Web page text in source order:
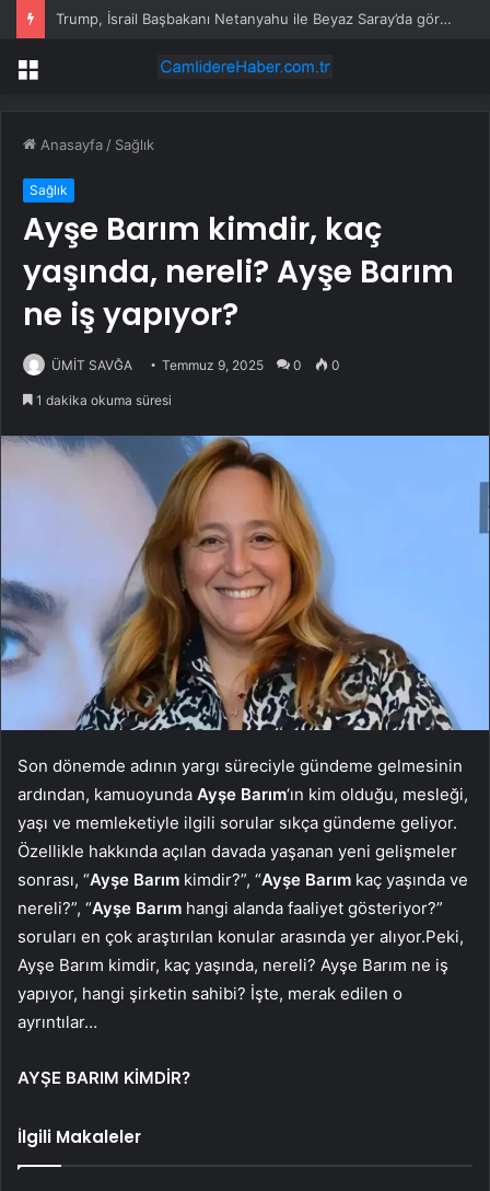
Trump, İsrail Başbakanı Netanyahu ile Beyaz Saray’da görüştü
Menü
Anasayfa / Sağlık
Sağlık
Ayşe Barım kimdir, kaç
yaşında, nereli? Ayşe Barım
ne iş yapıyor?
ÜMİT SAVĞA Temmuz 9, 2025 0 0
1 dakika okuma süresi
Son dönemde adının yargı süreciyle gündeme gelmesinin
ardından, kamuoyunda Ayşe Barım‘ın kim olduğu, mesleği,
yaşı ve memleketiyle ilgili sorular sıkça gündeme geliyor.
Özellikle hakkında açılan davada yaşanan yeni gelişmeler
sonrası, “Ayşe Barım kimdir?”, “Ayşe Barım kaç yaşında ve
nereli?”, “Ayşe Barım hangi alanda faaliyet gösteriyor?”
soruları en çok araştırılan konular arasında yer alıyor.Peki,
Ayşe Barım kimdir, kaç yaşında, nereli? Ayşe Barım ne iş
yapıyor, hangi şirketin sahibi? İşte, merak edilen o
ayrıntılar…
AYŞE BARIM KİMDİR?
İlgili Makaleler